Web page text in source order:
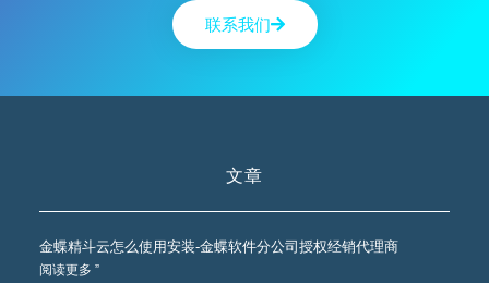
联系我们
文章
金蝶精斗云怎么使用安装-金蝶软件分公司授权经销代理商
阅读更多 ”